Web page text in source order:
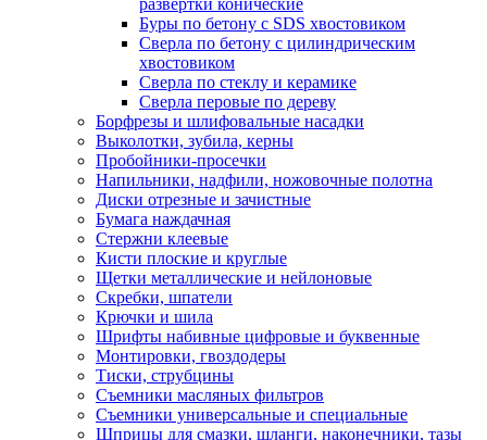
развертки конические
Буры по бетону с SDS хвостовиком
Сверла по бетону с цилиндрическим
хвостовиком
Сверла по стеклу и керамике
Сверла перовые по дереву
Борфрезы и шлифовальные насадки
Выколотки, зубила, керны
Пробойники-просечки
Напильники, надфили, ножовочные полотна
Диски отрезные и зачистные
Бумага наждачная
Стержни клеевые
Кисти плоские и круглые
Щетки металлические и нейлоновые
Скребки, шпатели
Крючки и шила
Шрифты набивные цифровые и буквенные
Монтировки, гвоздодеры
Тиски, струбцины
Съемники масляных фильтров
Съемники универсальные и специальные
Шприцы для смазки, шланги, наконечники, тазы